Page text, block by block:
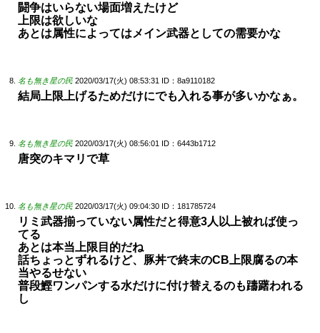
闘争はいらない場面増えたけど
上限は欲しいな
あとは属性によってはメイン武器としての需要かな
名も無き星の民 2020/03/17(火) 08:53:31 ID：8a9110182
結局上限上げるためだけにでも入れる事が多いかなぁ。
名も無き星の民 2020/03/17(火) 08:56:01 ID：6443b1712
唐突のキマリで草
名も無き星の民 2020/03/17(火) 09:04:30 ID：181785724
リミ武器揃っていない属性だと得意3人以上被れば使っ
てる
あとは本当上限目的だね
話ちょっとずれるけど、豚丼で終末のCB上限腐るの本
当やるせない
普段鰹ワンパンする水だけに付け替えるのも躊躇われる
し